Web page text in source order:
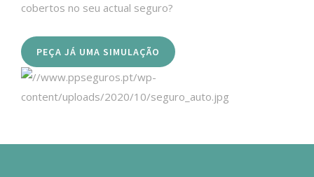
cobertos no seu actual seguro?
PEÇA JÁ UMA SIMULAÇÃO